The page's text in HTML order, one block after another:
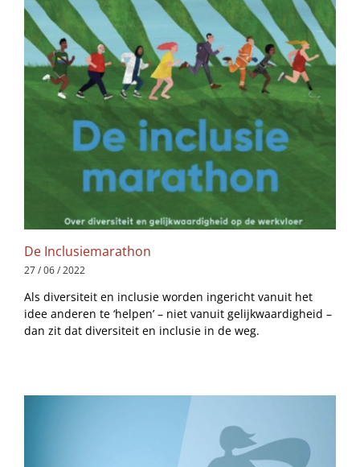
De Inclusiemarathon
27 / 06 / 2022
Als diversiteit en inclusie worden ingericht vanuit het
idee anderen te ‘helpen’ – niet vanuit gelijkwaardigheid –
dan zit dat diversiteit en inclusie in de weg.